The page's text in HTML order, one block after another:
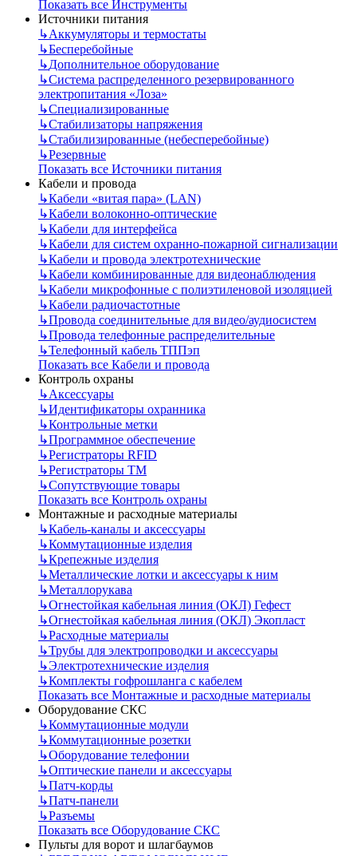
Показать все Инструменты
Источники питания
↳Аккумуляторы и термостаты
↳Бесперебойные
↳Дополнительное оборудование
↳Система распределенного резервированного
электропитания «Лоза»
↳Специализированные
↳Стабилизаторы напряжения
↳Стабилизированные (небесперебойные)
↳Резервные
Показать все Источники питания
Кабели и провода
↳Кабели «витая пара» (LAN)
↳Кабели волоконно-оптические
↳Кабели для интерфейса
↳Кабели для систем охранно-пожарной сигнализации
↳Кабели и провода электротехнические
↳Кабели комбинированные для видеонаблюдения
↳Кабели микрофонные с полиэтиленовой изоляцией
↳Кабели радиочастотные
↳Провода соединительные для видео/аудиосистем
↳Провода телефонные распределительные
↳Телефонный кабель ТППэп
Показать все Кабели и провода
Контроль охраны
↳Аксессуары
↳Идентификаторы охранника
↳Контрольные метки
↳Программное обеспечение
↳Регистраторы RFID
↳Регистраторы ТМ
↳Сопутствующие товары
Показать все Контроль охраны
Монтажные и расходные материалы
↳Кабель-каналы и аксессуары
↳Коммутационные изделия
↳Крепежные изделия
↳Металлические лотки и аксессуары к ним
↳Металлорукава
↳Огнестойкая кабельная линия (ОКЛ) Гефест
↳Огнестойкая кабельная линия (ОКЛ) Экопласт
↳Расходные материалы
↳Трубы для электропроводки и аксессуары
↳Электротехнические изделия
↳Комплекты гофрошланга с кабелем
Показать все Монтажные и расходные материалы
Оборудование СКС
↳Коммутационные модули
↳Коммутационные розетки
↳Оборудование телефонии
↳Оптические панели и аксессуары
↳Патч-корды
↳Патч-панели
↳Разъемы
Показать все Оборудование СКС
Пульты для ворот и шлагбаумов